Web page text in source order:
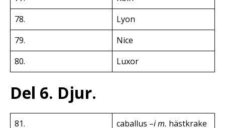
78.
Lyon
79.
Nice
80.
Luxor
Del 6. Djur.
81. caballus –i m. hästkrake